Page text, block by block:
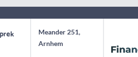
Meander 251,
Arnhem